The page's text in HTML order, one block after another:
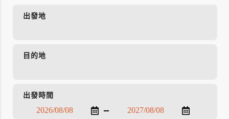
出發地
目的地
出發時間